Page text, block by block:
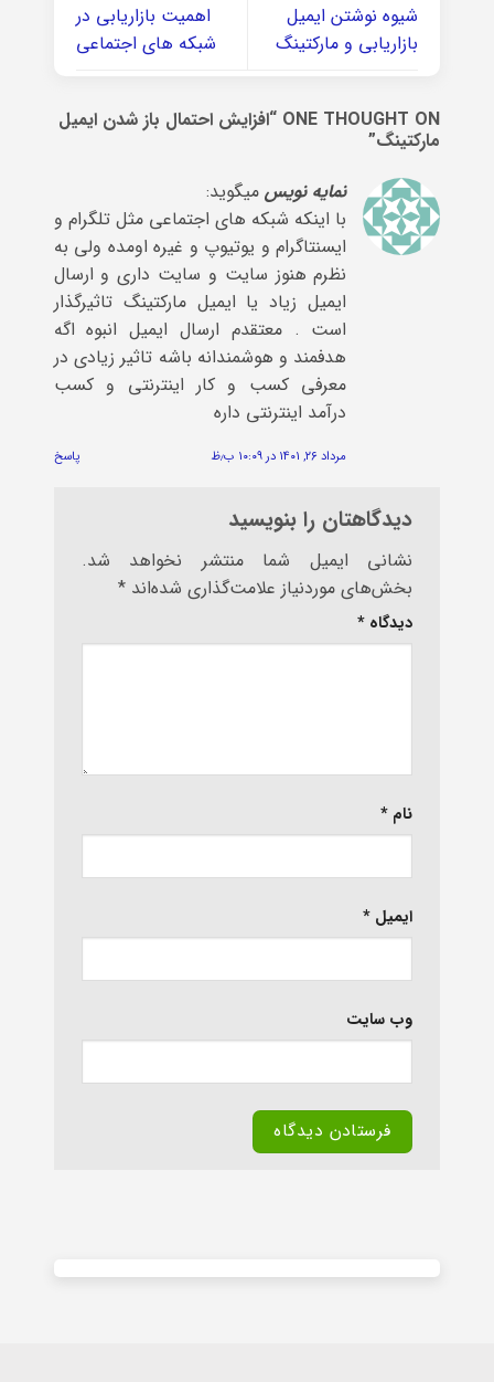
شیوه نوشتن ایمیل
بازاریابی و مارکتینگ
اهمیت بازاریابی در
شبکه های اجتماعی
ONE THOUGHT ON “ افزایش احتمال باز شدن ایمیل
مارکتینگ”
نمایه نویس میگوید:
با اینکه شبکه های اجتماعی مثل تلگرام و
ایسنتاگرام و یوتیوپ و غیره اومده ولی به
نظرم هنوز سایت و سایت داری و ارسال
ایمیل زیاد یا ایمیل مارکتینگ تاثیرگذار
است . معتقدم ارسال ایمیل انبوه اگه
هدفمند و هوشمندانه باشه تاثیر زیادی در
معرفی کسب و کار اینترنتی و کسب
درآمد اینترنتی داره
مرداد ۲۶, ۱۴۰۱ در ۱۰:۰۹ ب٫ظ پاسخ
دیدگاهتان را بنویسید
نشانی ایمیل شما منتشر نخواهد شد.
بخش‌های موردنیاز علامت‌گذاری شده‌اند *
دیدگاه *
نام *
ایمیل *
وب‌ سایت